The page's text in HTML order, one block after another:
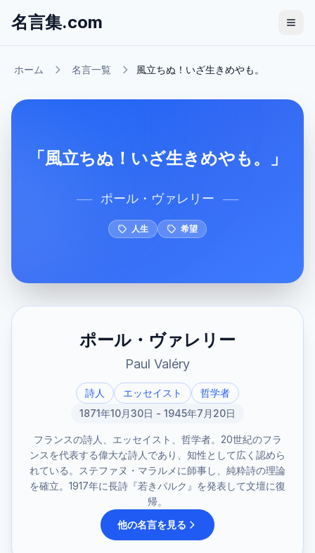
名言集.com
ホーム 名言一覧 風立ちぬ！いざ生きめやも。
「風立ちぬ！いざ生きめやも。」
── ポール・ヴァレリー ──
人生 希望
ポール・ヴァレリー
Paul Valéry
詩人 エッセイスト
哲学者
1871年10月30日 - 1945年7月20日
フランスの詩人、エッセイスト、哲学者。20世紀のフラ
ンスを代表する偉大な詩人であり、知性として広く認めら
れている。ステファヌ・マラルメに師事し、純粋詩の理論
を確立。1917年に長詩『若きパルク』を発表して文壇に復
帰。
他の名言を見る